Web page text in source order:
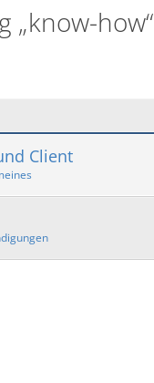
„know-how“
Client